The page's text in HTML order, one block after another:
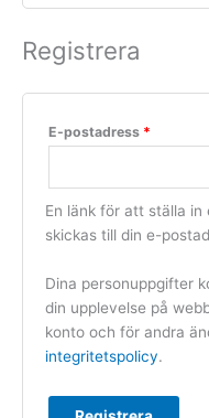
Registrera
E-postadress *
En länk för att ställa
skickas till din e-
Dina personuppgifter
din upplevelse på
konto och för andra
integritetspolicy.